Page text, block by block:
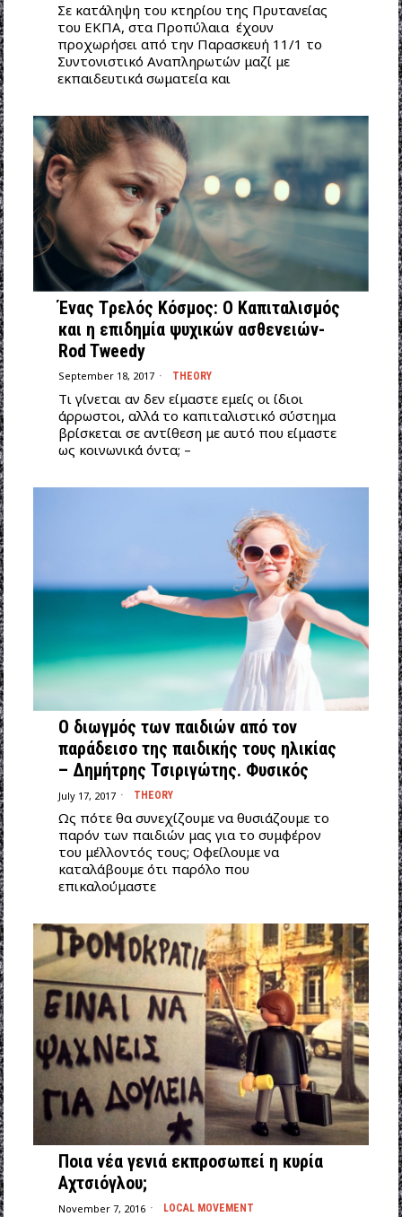
Σε κατάληψη του κτηρίου της Πρυτανείας
του ΕΚΠΑ, στα Προπύλαια έχουν
προχωρήσει από την Παρασκευή 11/1 το
Συντονιστικό Αναπληρωτών μαζί με
εκπαιδευτικά σωματεία και
Ένας Tρελός Kόσμος: O Kαπιταλισμός
και η επιδημία ψυχικών ασθενειών-
Rod Tweedy
September 18, 2017 THEORY
Tι γίνεται αν δεν είμαστε εμείς οι ίδιοι
άρρωστοι, αλλά το καπιταλιστικό σύστημα
βρίσκεται σε αντίθεση με αυτό που είμαστε
ως κοινωνικά όντα; –
Ο διωγμός των παιδιών από τον
παράδεισο της παιδικής τους ηλικίας
– Δημήτρης Τσιριγώτης. Φυσικός
July 17, 2017 THEORY
Ως πότε θα συνεχίζουμε να θυσιάζουμε το
παρόν των παιδιών μας για το συμφέρον
του μέλλοντός τους; Οφείλουμε να
καταλάβουμε ότι παρόλο που
επικαλούμαστε
Ποια νέα γενιά εκπροσωπεί η κυρία
Αχτσιόγλου;
November 7, 2016 LOCAL MOVEMENT